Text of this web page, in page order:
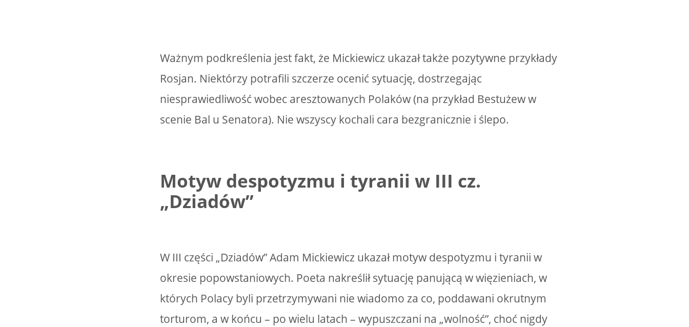
Ważnym podkreślenia jest fakt, że Mickiewicz ukazał także pozytywne przykłady
Rosjan. Niektórzy potrafili szczerze ocenić sytuację, dostrzegając
niesprawiedliwość wobec aresztowanych Polaków (na przykład Bestużew w
scenie Bal u Senatora). Nie wszyscy kochali cara bezgranicznie i ślepo.
Motyw despotyzmu i tyranii w III cz.
„Dziadów”
W III części „Dziadów” Adam Mickiewicz ukazał motyw despotyzmu i tyranii w
okresie popowstaniowych. Poeta nakreślił sytuację panującą w więzieniach, w
których Polacy byli przetrzymywani nie wiadomo za co, poddawani okrutnym
torturom, a w końcu – po wielu latach – wypuszczani na „wolność”, choć nigdy